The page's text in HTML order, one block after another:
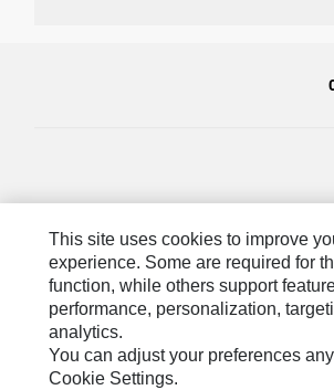
بي
This site uses cookies to improve
experience. Some are required for
function, while others support
performance, personalization,
analytics.
You can adjust your preferences
Cookie Settings.